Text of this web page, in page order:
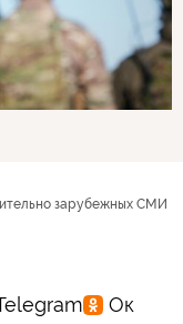
зарубежных СМИ